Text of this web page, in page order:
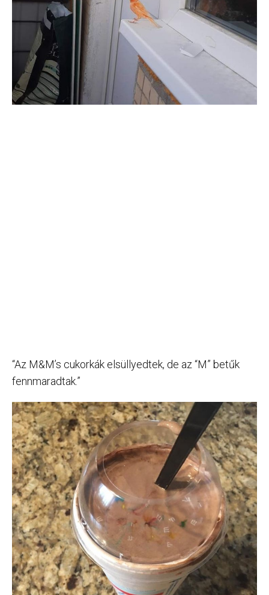
“Az M&M’s cukorkák elsüllyedtek, de az “M” betűk
fennmaradtak.”